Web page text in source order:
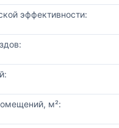
эффективности:
м²: